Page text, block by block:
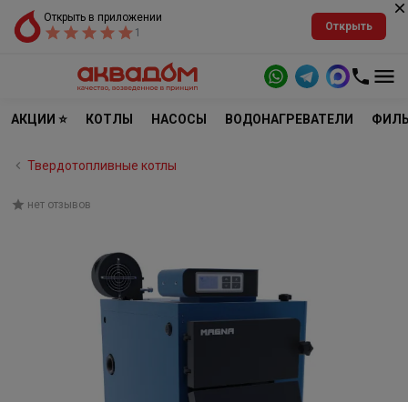
Открыть в приложении
1
Открыть
АКЦИИ ⭐ КОТЛЫ НАСОСЫ ВОДОНАГРЕВАТЕЛИ
Твердотопливные котлы
нет отзывов